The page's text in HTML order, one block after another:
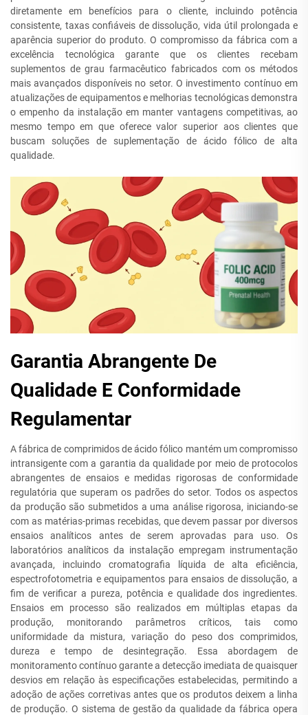
diretamente em benefícios para o cliente, incluindo potência
consistente, taxas confiáveis de dissolução, vida útil prolongada e
aparência superior do produto. O compromisso da fábrica com a
excelência tecnológica garante que os clientes recebam
suplementos de grau farmacêutico fabricados com os métodos
mais avançados disponíveis no setor. O investimento contínuo em
atualizações de equipamentos e melhorias tecnológicas demonstra
o empenho da instalação em manter vantagens competitivas, ao
mesmo tempo em que oferece valor superior aos clientes que
buscam soluções de suplementação de ácido fólico de alta
qualidade.
Garantia Abrangente De
Qualidade E Conformidade
Regulamentar
A fábrica de comprimidos de ácido fólico mantém um compromisso
intransigente com a garantia da qualidade por meio de protocolos
abrangentes de ensaios e medidas rigorosas de conformidade
regulatória que superam os padrões do setor. Todos os aspectos
da produção são submetidos a uma análise rigorosa, iniciando-se
com as matérias-primas recebidas, que devem passar por diversos
ensaios analíticos antes de serem aprovadas para uso. Os
laboratórios analíticos da instalação empregam instrumentação
avançada, incluindo cromatografia líquida de alta eficiência,
espectrofotometria e equipamentos para ensaios de dissolução, a
fim de verificar a pureza, potência e qualidade dos ingredientes.
Ensaios em processo são realizados em múltiplas etapas da
produção, monitorando parâmetros críticos, tais como
uniformidade da mistura, variação do peso dos comprimidos,
dureza e tempo de desintegração. Essa abordagem de
monitoramento contínuo garante a detecção imediata de quaisquer
desvios em relação às especificações estabelecidas, permitindo a
adoção de ações corretivas antes que os produtos deixem a linha
de produção. O sistema de gestão da qualidade da fábrica opera